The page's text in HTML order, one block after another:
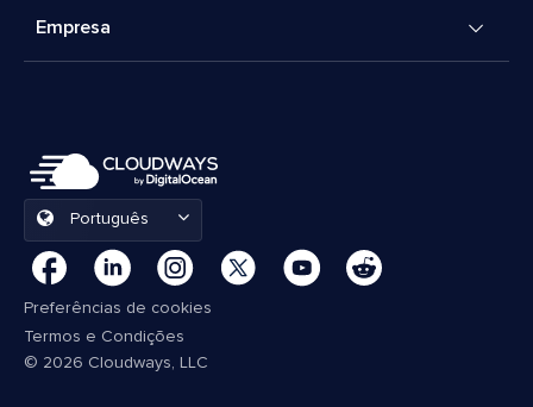
Empresa
Português
Preferências de cookies
Termos e Condições
© 2026 Cloudways, LLC